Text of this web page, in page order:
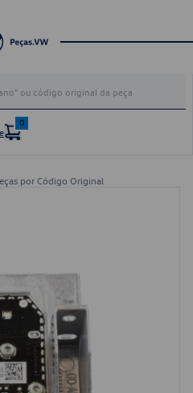
0
por Código Original